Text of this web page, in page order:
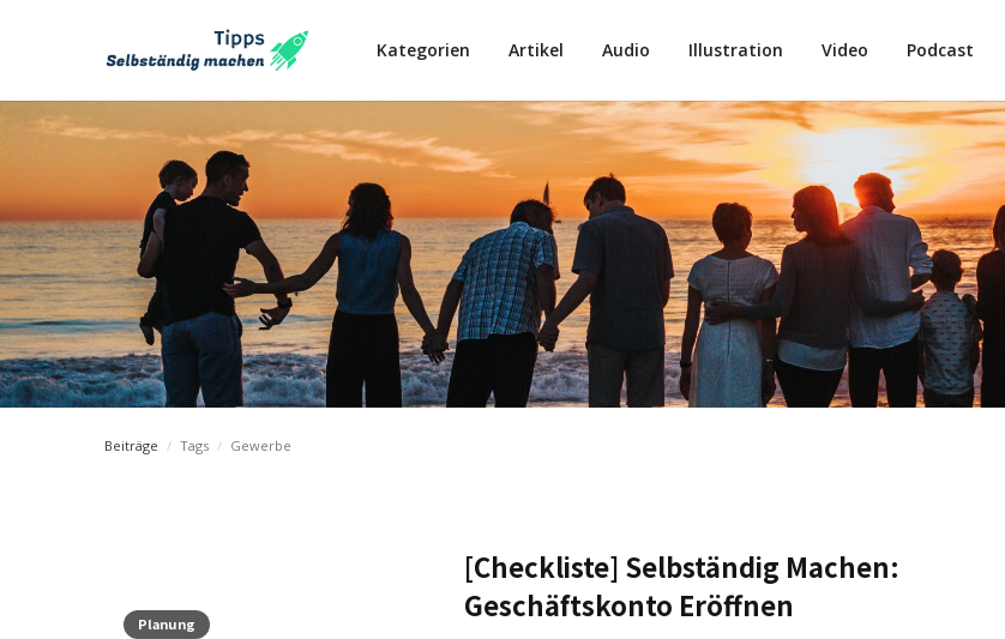
Kategorien Artikel Audio Illustration Video Podcast
Beiträge / Tags / Gewerbe
Planung
[Checkliste] Selbständig Machen:
Geschäftskonto Eröffnen